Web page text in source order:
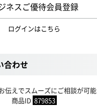
ネスご優待会員登録
ログインはこちら
合わせ
伝えでスムーズにご相談が可能
商品ID 879853